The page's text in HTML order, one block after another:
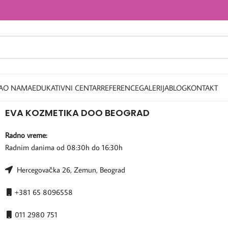
O NAMAEDUKATIVNI CENTARREFERENCEGALERIJABLOGKONTAKT
EVA KOZMETIKA DOO BEOGRAD
Radno vreme:
Radnim danima od 08:30h do 16:30h
Hercegovačka 26, Zemun, Beograd
+381 65 8096558
011 2980 751